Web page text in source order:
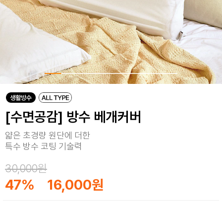
[수면공감] 방수 베개커버
얇은 초경량 원단에 더한
특수 방수 코팅 기술력
30,000원
47% 16,000원